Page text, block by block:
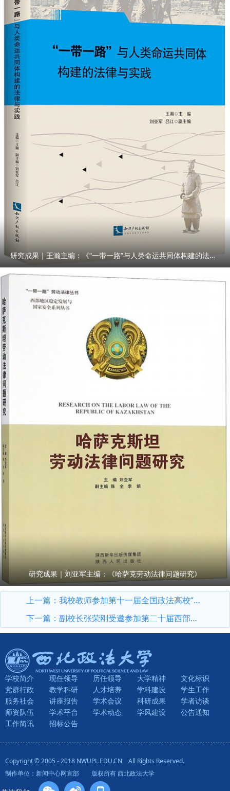
研究成果｜王瀚主编：《“一带一路”与人类命运共同体构建的法律与实践》
研究成果｜刘亚军主编：《哈萨克劳动法律问题研究》
上一篇： 我校教师参加第十一届全国政法高校“立格联盟”马克思主义学院院长论坛暨铸牢中华民族共同体意识与新时代边疆治理学术研讨会
下一篇： 副校长张荣刚受邀参加第二十届西部法治论坛暨法治宁夏论坛
学校简介 现任领导 历任领导 大学精神
文化标识
党群行政
教学科研 人才培养 学科建设
学生工作
服务社会
讲座报告 学术会议 科研成果
学者访谈
师资队伍
学术平台 学术动态 学风建设
公告通知
工作简讯
招标公告
Copyright © 2005 - 2018 NWUPL.EDU.CN All Rights Reserved.
制作单位：新闻中心网宣部 版权所有 西北政法大学